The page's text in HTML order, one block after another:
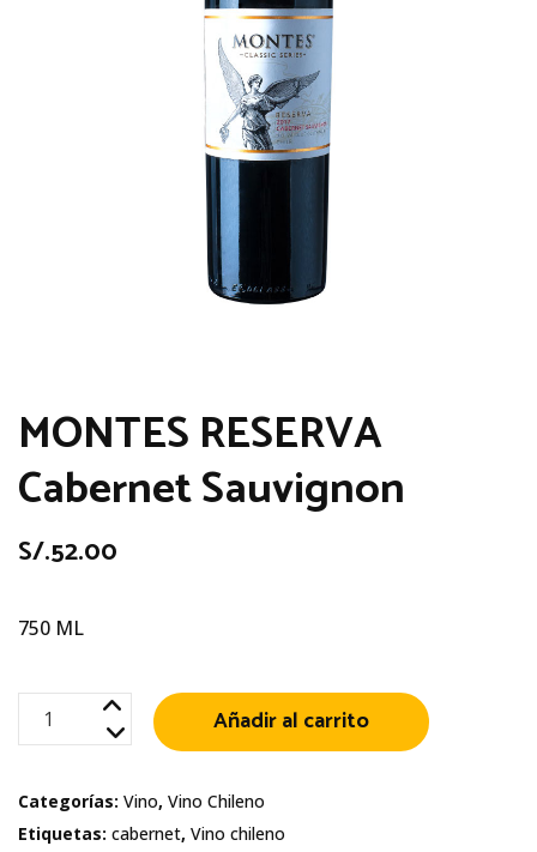
MONTES RESERVA
Cabernet Sauvignon
S/.52.00
750 ML
MONTES
RESERVA
Sauvignon
cantidad
Añadir al carrito
Categorías: Vino, Vino Chileno
Etiquetas: cabernet, Vino chileno